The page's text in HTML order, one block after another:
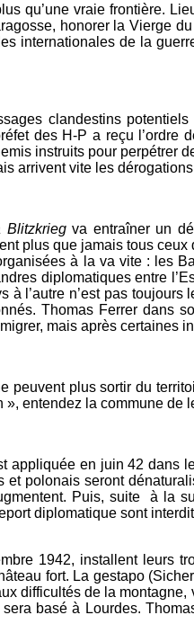
qu’une vraie frontière.
honorer la Vierge
internationales de la
clandestins
des H-P a reçu
instruits pour
arrivent vite les
Blitzkriegva entraîner un
plus que jamais tous
à la va vite : les
diplomatiques entre
à l’autre n’est pas
Thomas Ferrer dans
mais après certaines
plus sortir du
entendez la commune de
en juin 42
polonais seront
Puis, suite à la
diplomatique sont
1942, installent leurs
fort. La gestapo
difficultés de la
basé à Lourdes.